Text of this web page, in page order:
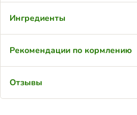
Ингредиенты
Рекомендации по кормлению
Отзывы